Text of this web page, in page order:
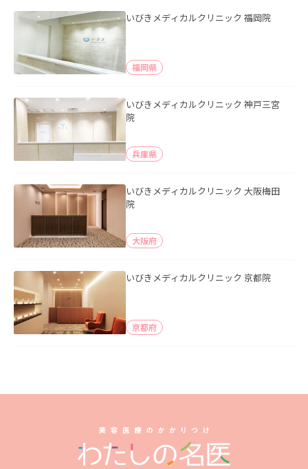
いびきメディカルクリニック 福岡院
福岡県
いびきメディカルクリニック 神戸三宮
院
兵庫県
いびきメディカルクリニック 大阪梅田
院
大阪府
いびきメディカルクリニック 京都院
京都府